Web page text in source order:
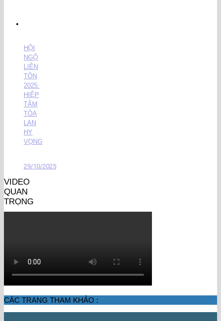
HỘI
NGỘ
LIÊN
TÔN
2025:
HIỆP
TÂM
TỎA
LAN
HY
VỌNG
29/10/2025
VIDEO
QUAN
TRỌNG
CÁC TRANG THAM KHẢO :